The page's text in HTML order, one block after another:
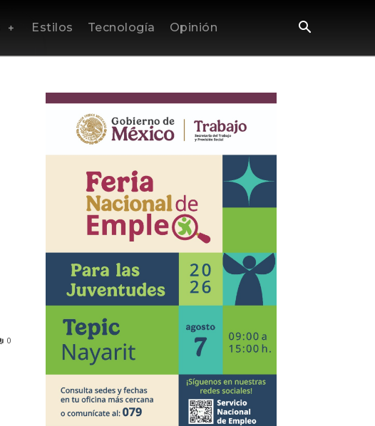
Estilos Tecnología Opinión
0